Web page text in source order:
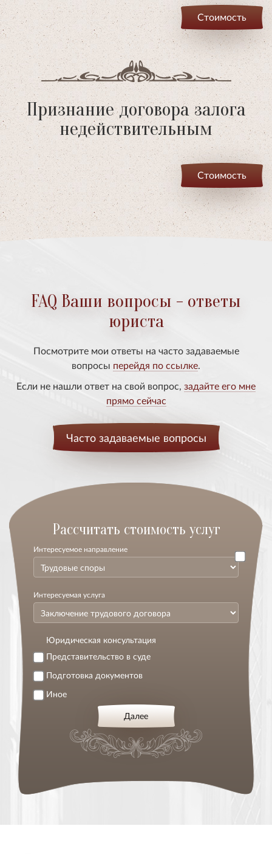
Стоимость
Признание договора залога
недействительным
Стоимость
FAQ Ваши вопросы - ответы
юриста
Посмотрите мои ответы на часто задаваемые
вопросы перейдя по ссылке.
Если не нашли ответ на свой вопрос, задайте его мне
прямо сейчас
Часто задаваемые вопросы
Расcчитать стоимость услуг
Интересуемое направление
Интересуемая услуга
Юридическая консультация
Представительство в суде
Подготовка документов
Иное
Далее